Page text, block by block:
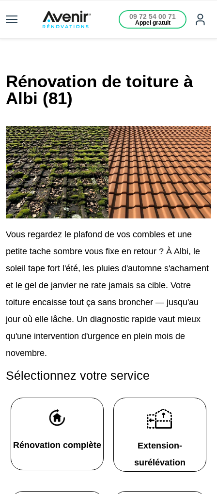
09 72 54 00 71
Appel gratuit
Rénovation de toiture à
Albi (81)
Vous regardez le plafond de vos combles et une
petite tache sombre vous fixe en retour ? À Albi, le
soleil tape fort l'été, les pluies d'automne s'acharnent
et le gel de janvier ne rate jamais sa cible. Votre
toiture encaisse tout ça sans broncher — jusqu'au
jour où elle lâche. Un diagnostic rapide vaut mieux
qu'une intervention d'urgence en plein mois de
novembre.
Sélectionnez votre service
Rénovation complète
Extension-
surélévation